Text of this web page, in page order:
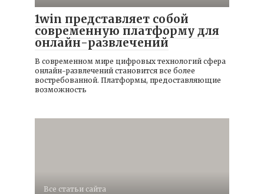
1win представляет собой
современную платформу для
онлайн-развлечений
В современном мире цифровых технологий сфера
онлайн-развлечений становится все более
востребованной. Платформы, предоставляющие
возможность
Все статьи сайта